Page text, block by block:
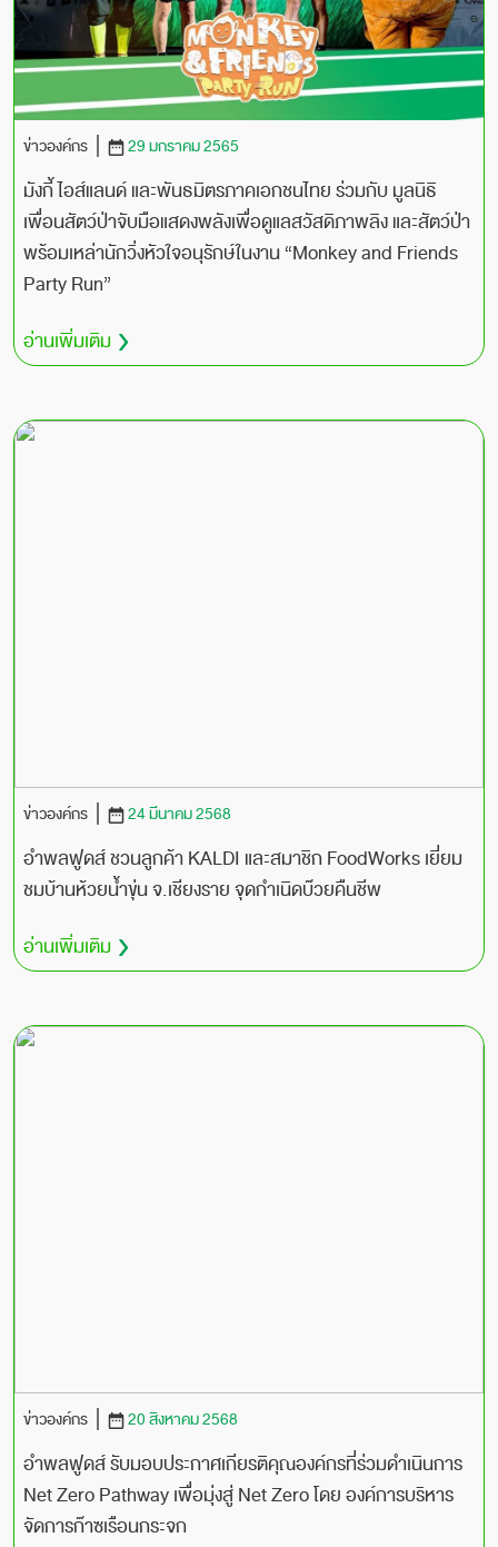
ข่าวองค์กร 29 มกราคม 2565
มังกี้ ไอส์แลนด์ และพันธมิตรภาคเอกชนไทย ร่วมกับ มูลนิธิ
เพื่อนสัตว์ป่าจับมือแสดงพลังเพื่อดูแลสวัสดิภาพลิง และสัตว์ป่า
พร้อมเหล่านักวิ่งหัวใจอนุรักษ์ในงาน “Monkey and Friends
Party Run”
อ่านเพิ่มเติม
ข่าวองค์กร 24 มีนาคม 2568
อำพลฟูดส์ ชวนลูกค้า KALDI และสมาชิก FoodWorks เยี่ยม
ชมบ้านห้วยน้ำขุ่น จ.เชียงราย จุดกำเนิดบ๊วยคืนชีพ
อ่านเพิ่มเติม
ข่าวองค์กร 20 สิงหาคม 2568
อำพลฟูดส์ รับมอบประกาศเกียรติคุณองค์กรที่ร่วมดำเนินการ
Net Zero Pathway เพื่อมุ่งสู่ Net Zero โดย องค์การบริหาร
จัดการก๊าซเรือนกระจก